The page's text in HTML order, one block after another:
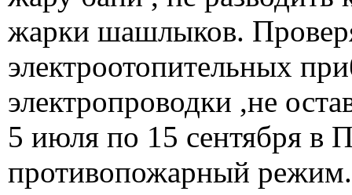
жарки шашлыков.
электроотопительных
электропроводки ,не
5 июля по 15 сентября в
противопожарный режим.